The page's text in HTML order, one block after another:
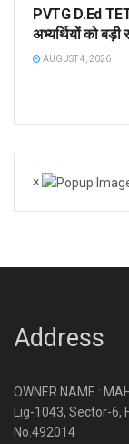
PVTG D.Ed
अभ्यर्थियों को बड़ी
AUGUST 4, 2026
×
Address
OWNER NAME :
Lig-1043, Sector-6,
No.492014